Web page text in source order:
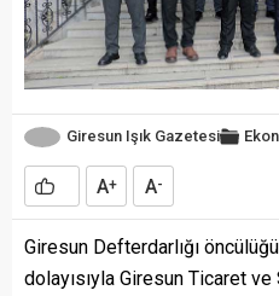
Giresun Işık Gazetesi
A+ A-
Giresun Defterdarlığı
dolayısıyla Giresun Ticaret ve